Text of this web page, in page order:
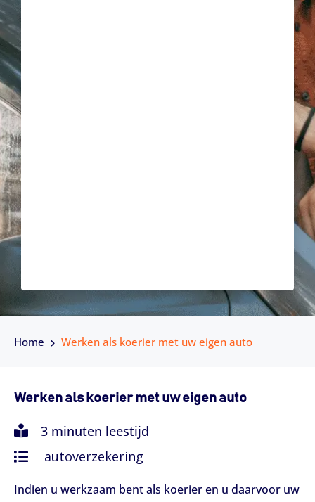
Home Werken als koerier met uw eigen auto
Werken als koerier met uw eigen auto
3 minuten leestijd
autoverzekering
Indien u werkzaam bent als koerier en u daarvoor uw